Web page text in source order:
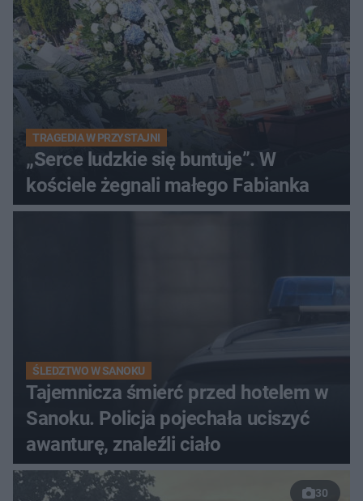
TRAGEDIA W PRZYSTAJNI
„Serce ludzkie się buntuje”. W
kościele żegnali małego Fabianka
ŚLEDZTWO W SANOKU
Tajemnicza śmierć przed hotelem w
Sanoku. Policja pojechała uciszyć
awanturę, znaleźli ciało
30